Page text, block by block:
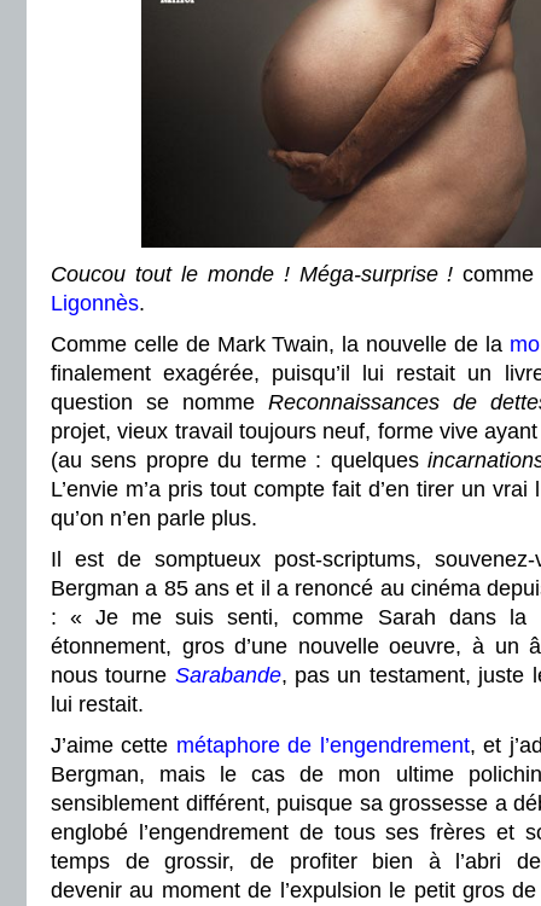
Coucou tout le monde ! Méga-surprise !
Ligonnès.
Comme celle de Mark Twain, la nouvelle de la
finalement exagérée, puisqu’il lui restait un
question se nomme Reconnaissances de
projet, vieux travail toujours neuf, forme vive
(au sens propre du terme : quelques
L’envie m’a pris tout compte fait d’en tirer un
qu’on n’en parle plus.
Il est de somptueux post-scriptums,
Bergman a 85 ans et il a renoncé au cinéma
: « Je me suis senti, comme Sarah dans la
étonnement, gros d’une nouvelle oeuvre, à un
nous tourne Sarabande, pas un testament, juste
lui restait.
J’aime cette métaphore de l’engendrement, et
Bergman, mais le cas de mon ultime
sensiblement différent, puisque sa grossesse a
englobé l’engendrement de tous ses frères et
temps de grossir, de profiter bien à l’abri
devenir au moment de l’expulsion le petit gros